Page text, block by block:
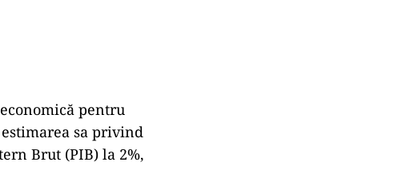
pentru
sa privind
Brut (PIB) la 2%,